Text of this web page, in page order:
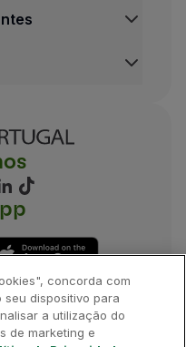
concorda com
seu dispositivo para
a utilização do
de marketing e